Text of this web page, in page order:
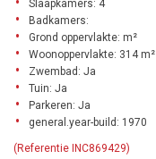
Slaapkamers: 4
Badkamers:
Grond oppervlakte: m²
Woonoppervlakte: 314 m²
Zwembad: Ja
Tuin: Ja
Parkeren: Ja
general.year-build: 1970
(Referentie INC869429)